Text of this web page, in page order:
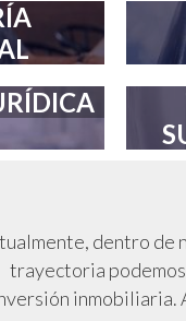
dentro de
trayectoria
inmobiliaria.